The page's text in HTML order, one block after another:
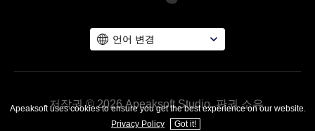
언어 변경
저작권 © 2026 Apeaksoft Studio. 판권 소유.
Apeaksoft uses cookies to ensure you get the best experience on our website.
Privacy Policy
Got it!